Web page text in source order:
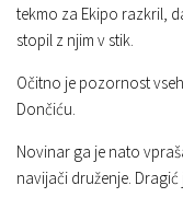
tekmo za Ekipo razkril,
stopil z njim v stik.
Očitno je pozornost
Dončiću.
Novinar ga je nato
navijači druženje.